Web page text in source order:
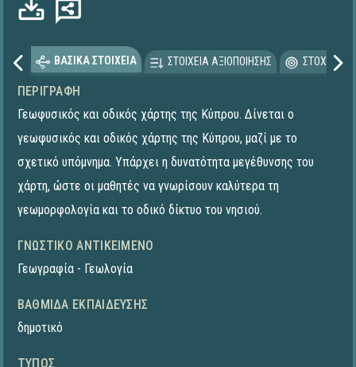
ΒΑΣΙΚΑ ΣΤΟΙΧΕΙΑ ΣΤΟΙΧΕΙΑ ΑΞΙΟΠΟΙΗΣΗΣ
ΠΕΡΙΓΡΑΦΉ
Γεωφυσικός και οδικός χάρτης της Κύπρου. Δίνεται ο
γεωφυσικός και οδικός χάρτης της Κύπρου, μαζί με το
σχετικό υπόμνημα. Υπάρχει η δυνατότητα μεγέθυνσης του
χάρτη, ώστε οι μαθητές να γνωρίσουν καλύτερα τη
γεωμορφολογία και το οδικό δίκτυο του νησιού.
ΓΝΩΣΤΙΚΌ ΑΝΤΙΚΕΊΜΕΝΟ
Γεωγραφία - Γεωλογία
ΒΑΘΜΊΔΑ ΕΚΠΑΊΔΕΥΣΗΣ
δημοτικό
ΤΎΠΟΣ